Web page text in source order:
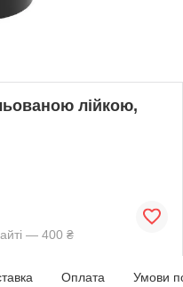
лійкою,
— 400 ₴
Оплата Умови